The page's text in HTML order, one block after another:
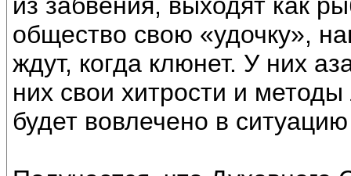
из забвения, выходят как
общество свою «удочку»,
ждут, когда клюнет. У них
них свои хитрости и
будет вовлечено в